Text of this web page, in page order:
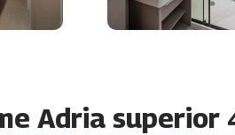
Adria superior